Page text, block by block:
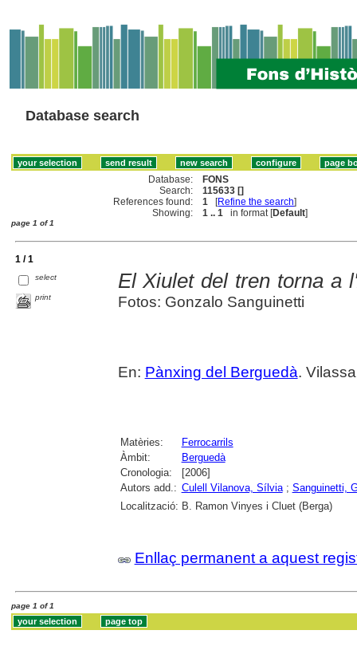
Database search
Database:
FONS
Search:
115633 []
References found:
1 [Refine the search]
Showing:
1 .. 1 in format [Default]
page 1 of 1
1 / 1
select
print
El Xiulet del tren torna a
Fotos: Gonzalo Sanguinetti
En: Pànxing del Berguedà.
Matèries:
Ferrocarrils
Àmbit:
Berguedà
Cronologia:
[2006]
Autors add.: Culell Vilanova, Sílvia; Sanguinetti,
Localització: B. Ramon Vinyes i Cluet (Berga)
Enllaç permanent a aquest
page 1 of 1